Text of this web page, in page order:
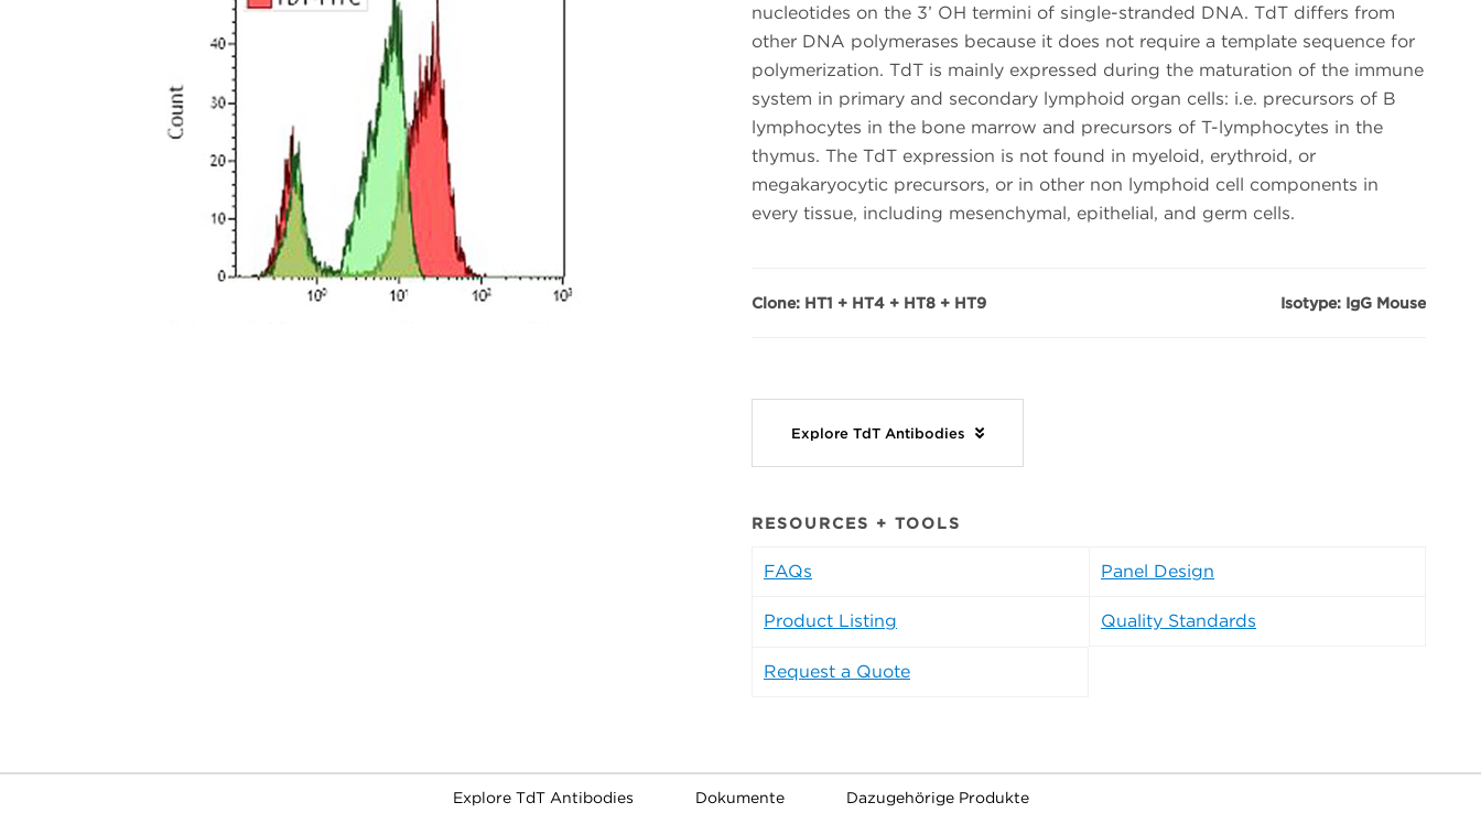
nucleotides on the 3’ OH termini of single-stranded DNA. TdT differs from
other DNA polymerases because it does not require a template sequence for
polymerization. TdT is mainly expressed during the maturation of the immune
system in primary and secondary lymphoid organ cells: i.e. precursors of B
lymphocytes in the bone marrow and precursors of T-lymphocytes in the
thymus. The TdT expression is not found in myeloid, erythroid, or
megakaryocytic precursors, or in other non lymphoid cell components in
every tissue, including mesenchymal, epithelial, and germ cells.
Clone: HT1 + HT4 + HT8 + HT9 Isotype: IgG Mouse
Explore TdT Antibodies
RESOURCES + TOOLS
FAQs Panel Design
Product Listing Quality Standards
Request a Quote
Explore TdT Antibodies Dokumente Dazugehörige Produkte